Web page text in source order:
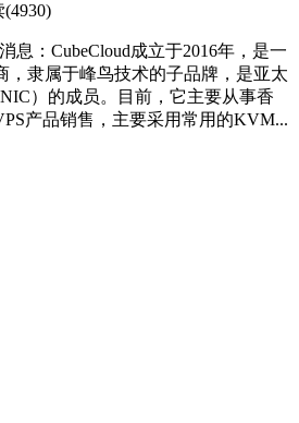
(4930)
息：CubeCloud成立于2016年，是一
，隶属于峰鸟技术的子品牌，是亚太
）的成员。目前，它主要从事香
产品销售，主要采用常用的KVM...